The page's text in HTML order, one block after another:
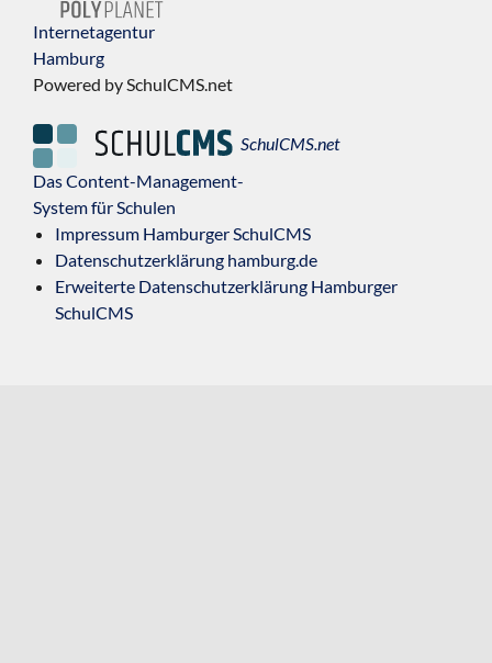
Internetagentur
Hamburg
Powered by SchulCMS.net
SchulCMS.net
Das Content-Management-
System für Schulen
Impressum Hamburger SchulCMS
Datenschutzerklärung hamburg.de
Erweiterte Datenschutzerklärung Hamburger
SchulCMS